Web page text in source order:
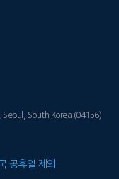
South Korea (04156)
공휴일 제외